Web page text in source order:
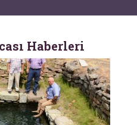
Haberleri